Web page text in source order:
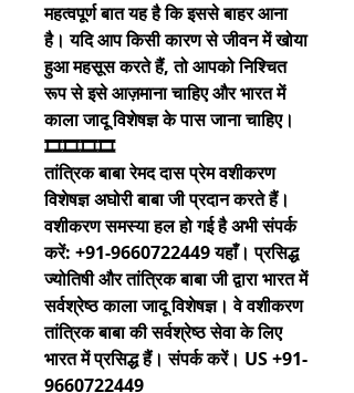
महत्वपूर्ण बात यह है कि इससे बाहर आना
है। यदि आप किसी कारण से जीवन में खोया
हुआ महसूस करते हैं, तो आपको निश्चित
रूप से इसे आज़माना चाहिए और भारत में
काला जादू विशेषज्ञ के पास जाना चाहिए।
🎞️🎞️🎞️🎞️
तांत्रिक बाबा रेमद दास प्रेम वशीकरण
विशेषज्ञ अघोरी बाबा जी प्रदान करते हैं।
वशीकरण समस्या हल हो गई है अभी संपर्क
करें: +91-9660722449 यहाँ। प्रसिद्ध
ज्योतिषी और तांत्रिक बाबा जी द्वारा भारत में
सर्वश्रेष्ठ काला जादू विशेषज्ञ। वे वशीकरण
तांत्रिक बाबा की सर्वश्रेष्ठ सेवा के लिए
भारत में प्रसिद्ध हैं। संपर्क करें। US +91-
9660722449